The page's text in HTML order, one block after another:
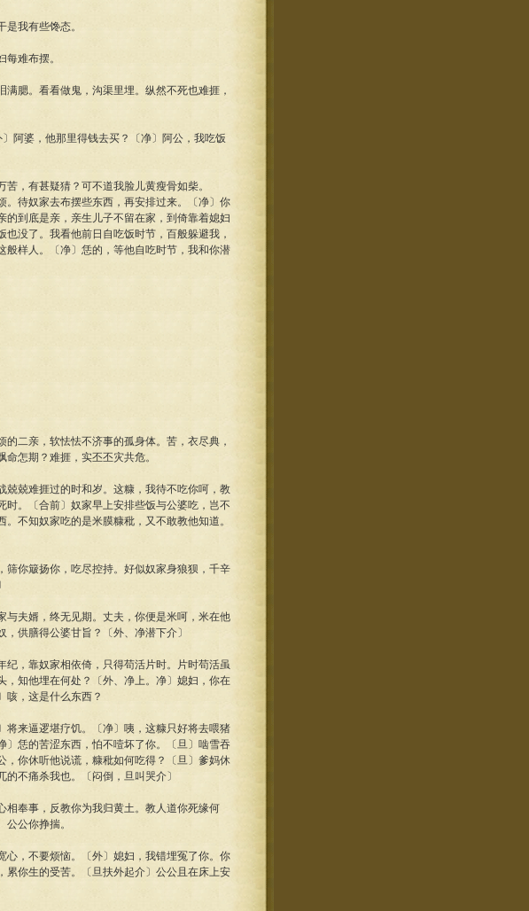
我有些馋态。
难布摆。
腮。看看做鬼，沟渠里埋。纵然不死也难捱，
阿婆，他那里得钱去买？〔净〕阿公，我吃饭
，有甚疑猜？可不道我脸儿黄瘦骨如柴。
。待奴家去布摆些东西，再安排过来。〔净〕你
到底是亲，亲生儿子不留在家，到倚靠着媳妇
没了。我看他前日自吃饭时节，百般躲避我，
样人。〔净〕恁的，等他自吃时节，我和你潜
二亲，软怯怯不济事的孤身体。苦，衣尽典，
怎期？难捱，实丕丕灾共危。
兢兢难捱过的时和岁。这糠，我待不吃你呵，教
。〔合前〕奴家早上安排些饭与公婆吃，岂不
不知奴家吃的是米膜糠秕，又不敢教他知道。
筛你簸扬你，吃尽控持。好似奴家身狼狈，千辛
与夫婿，终无见期。丈夫，你便是米呵，米在他
供膳得公婆甘旨？〔外、净潜下介〕
纪，靠奴家相依倚，只得苟活片时。片时苟活虽
知他埋在何处？〔外、净上。净〕媳妇，你在
咳，这是什么东西？
将来逼逻堪疗饥。〔净〕咦，这糠只好将去喂猪
恁的苦涩东西，怕不噎坏了你。〔旦〕啮雪吞
你休听他说谎，糠秕如何吃得？〔旦〕爹妈休
不痛杀我也。〔闷倒，旦叫哭介〕
相奉事，反教你为我归黄土。教人道你死缘何
公你挣揣。
心，不要烦恼。〔外〕媳妇，我错埋冤了你。你
你生的受苦。〔旦扶外起介〕公公且在床上安